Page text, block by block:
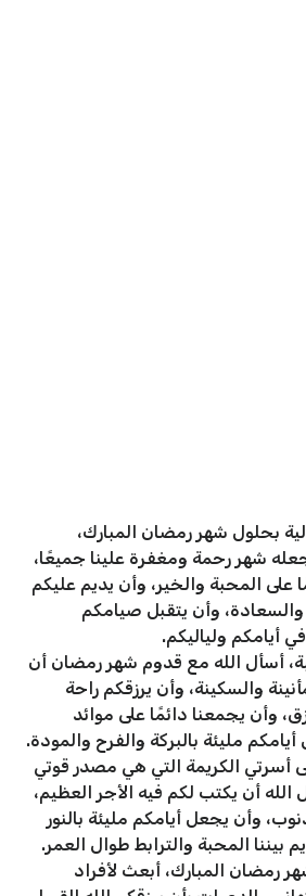
بحلول شهر رمضان المبارك،
شهر رحمة ومغفرة علينا جميعًا،
على المحبة والخير، وأن يديم عليكم
والسعادة، وأن يتقبل صيامكم
أيامكم ولياليكم.
أسأل الله مع قدوم شهر رمضان أن
والسكينة، وأن يرزقكم راحة
وأن يجمعنا دائمًا على موائد
مليئة بالبركة والفرح والمودة.
أسرتي الكريمة التي هي مصدر قوتي
أن يكتب لكم فيه الأجر العظيم،
وأن يجعل أيامكم مليئة بالنور
بيننا المحبة والترابط طوال العمر.
رمضان المبارك، أبعث لأفراد